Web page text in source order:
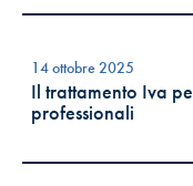
14 ottobre 2025
Il trattamento Iva
professionali